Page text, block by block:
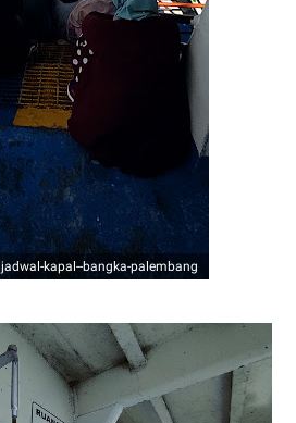
jadwal-kapal--bangka-palembang